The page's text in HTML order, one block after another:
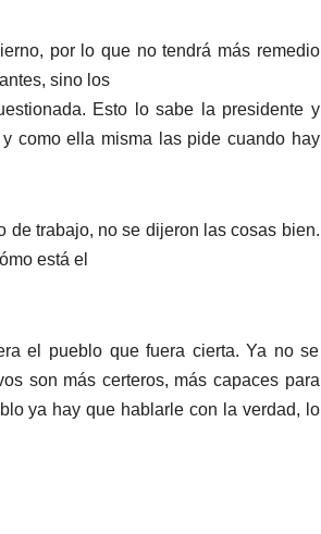
por lo que no tendrá más remedio
sino los
Esto lo sabe la presidente y
como ella misma las pide cuando hay
de trabajo, no se dijeron las cosas bien.
está el
el pueblo que fuera cierta. Ya no se
son más certeros, más capaces para
ya hay que hablarle con la verdad, lo